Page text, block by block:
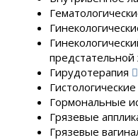
Гирудотерапия
Гормональные
Грязевые
Грязевые